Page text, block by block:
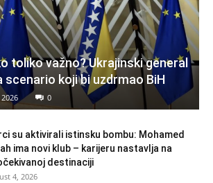
toliko važno? Ukrajinski general
scenario koji bi uzdrmao BiH
0
su aktivirali istinsku bombu: Mohamed
ima novi klub – karijeru nastavlja na
destinaciji
4, 2026